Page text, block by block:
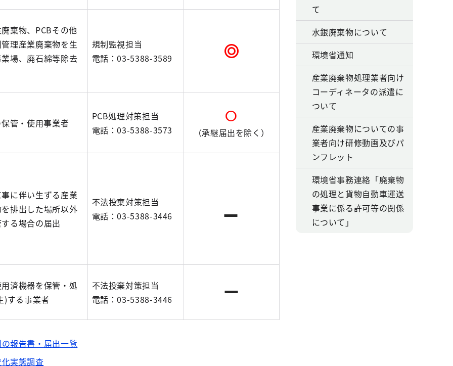
棄物、PCBその他
理産業廃棄物を生
場、廃石綿等除去
規制監視担当
電話：03-5388-3589
管・使用事業者
PCB処理対策担当
電話：03-5388-3573
（承継届出を除く）
に伴い生ずる産業
排出した場所以外
る場合の届出
不法投棄対策担当
電話：03-5388-3446
済機器を保管・処
)する事業者
不法投棄対策担当
電話：03-5388-3446
報告書・届出一覧
実態調査
て
水銀廃棄物について
環境省通知
産業廃棄物処理業者向け
コーディネータの派遣に
ついて
産業廃棄物についての事
業者向け研修動画及びパ
ンフレット
環境省事務連絡「廃棄物
の処理と貨物自動車運送
事業に係る許可等の関係
について」